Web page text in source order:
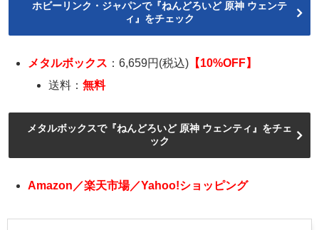
ホビーリンク・ジャパンで『ねんどろいど 原神 ウェンテ
ィ』をチェック
メタルボックス ：6,659円(税込) 【10%OFF】
送料：無料
メタルボックスで『ねんどろいど 原神 ウェンティ』をチェ
ック
Amazon／楽天市場／Yahoo!ショッピング